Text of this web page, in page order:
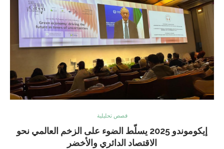
قصص تحليلية
إيكوموندو 2025 يسلّط الضوء على الزخم العالمي نحو
الاقتصاد الدائري والأخضر